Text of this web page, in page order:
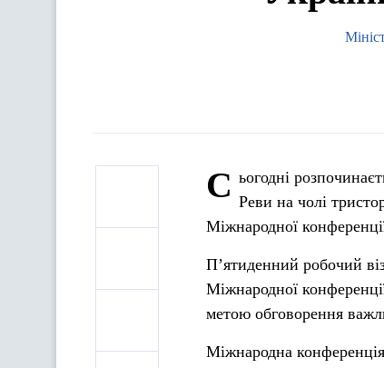
С ьогодні
Реви на чолі
Міжнародної
П’ятиденний робочий
Міжнародної
метою обговорення
Міжнародна